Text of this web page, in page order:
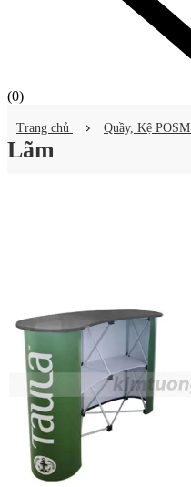
(0)
Trang chủ Quầy, Kệ POSM
Lãm